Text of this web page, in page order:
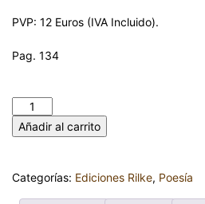
PVP: 12 Euros (IVA Incluido).
Pag. 134
Añadir al carrito
Categorías: Ediciones Rilke, Poesía